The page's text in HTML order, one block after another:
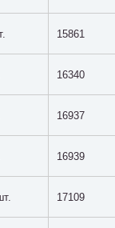
15861
16340
16937
16939
17109